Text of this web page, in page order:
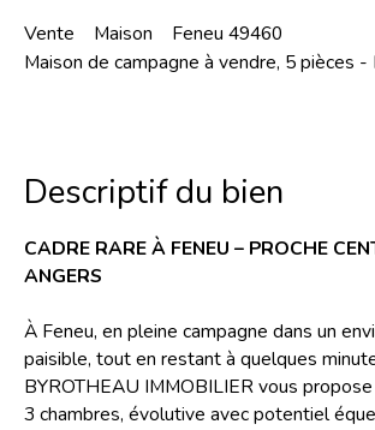
Vente Maison
Feneu 49460
Maison de campagne à vendre, 5 pièces
Descriptif du bien
CADRE RARE À FENEU – PROCHE
ANGERS
À Feneu, en pleine campagne dans un
paisible, tout en restant à quelques
BYROTHEAU IMMOBILIER vous
3 chambres, évolutive avec potentiel